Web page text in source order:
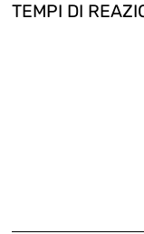
TEMPI DI